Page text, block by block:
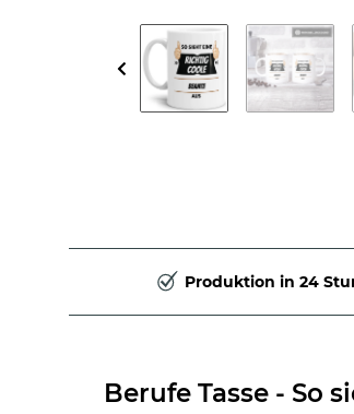
Produktion in 24
Berufe Tasse - So